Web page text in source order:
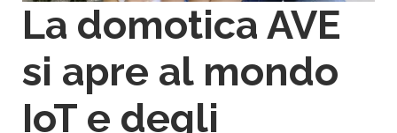
La domotica AVE
si apre al mondo
IoT e degli